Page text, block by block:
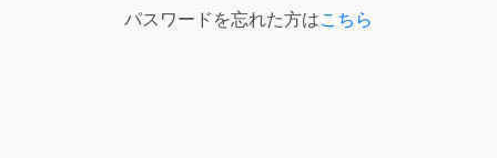
パスワードを忘れた方はこちら